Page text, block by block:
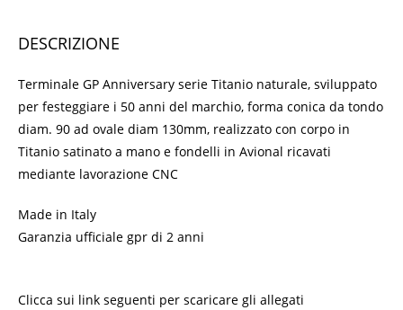
DESCRIZIONE
Terminale GP Anniversary serie Titanio naturale, sviluppato
per festeggiare i 50 anni del marchio, forma conica da tondo
diam. 90 ad ovale diam 130mm, realizzato con corpo in
Titanio satinato a mano e fondelli in Avional ricavati
mediante lavorazione CNC
Made in Italy
Garanzia ufficiale gpr di 2 anni
Clicca sui link seguenti per scaricare gli allegati